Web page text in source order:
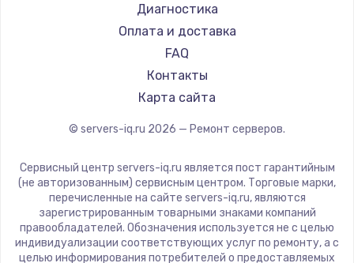
Диагностика
Оплата и доставка
FAQ
Контакты
Карта сайта
© servers-iq.ru 2026 — Ремонт серверов.
Сервисный центр servers-iq.ru является пост гарантийным
(не авторизованным) сервисным центром. Торговые марки,
перечисленные на сайте servers-iq.ru, являются
зарегистрированным товарными знаками компаний
правообладателей. Обозначения используется не с целью
индивидуализации соответствующих услуг по ремонту, а с
целью информирования потребителей о предоставляемых